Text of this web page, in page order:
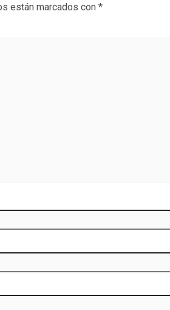
están marcados con *